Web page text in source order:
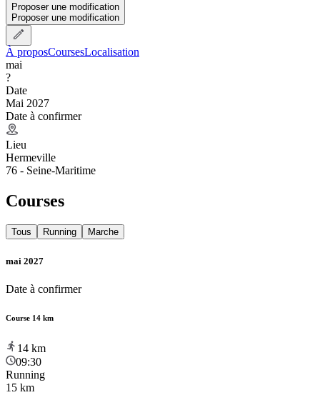
Proposer une modification
Proposer une modification
À proposCoursesLocalisation
mai
?
Date
Mai 2027
Date à confirmer
Lieu
Hermeville
76 - Seine-Maritime
Courses
Tous Running Marche
mai 2027
Date à confirmer
Course 14 km
14 km
09:30
Running
15 km